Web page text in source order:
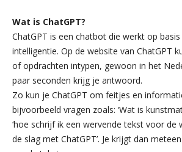
Wat is ChatGPT?
ChatGPT is een chatbot die werkt op
intelligentie. Op de website van ChatGPT
of opdrachten intypen, gewoon in het
paar seconden krijg je antwoord.
Zo kun je ChatGPT om feitjes en
bijvoorbeeld vragen zoals: ‘Wat is
‘hoe schrijf ik een wervende tekst voor de
de slag met ChatGPT’. Je krijgt dan